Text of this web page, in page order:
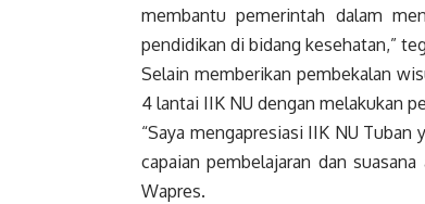
membantu pemerintah dalam
pendidikan di bidang kesehatan,”
Selain memberikan pembekalan
4 lantai IIK NU dengan melakukan
“Saya mengapresiasi IIK NU
capaian pembelajaran dan
Wapres.